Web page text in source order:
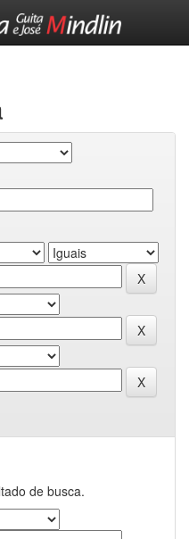
de busca.